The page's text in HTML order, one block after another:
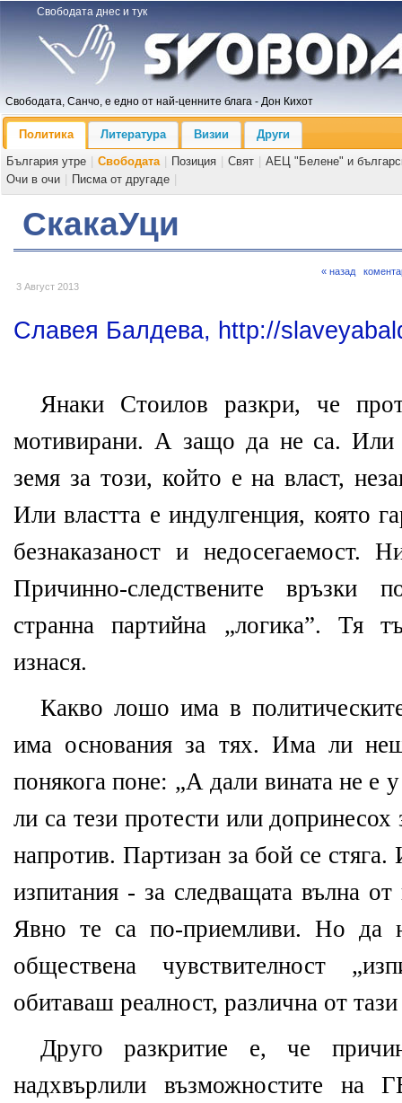
Свободата днес и тук
Свободата, Санчо, е едно от най-ценните блага - Дон Кихот
Политика Литература Визии
Други
България утре
Свободата Позиция Свят
АЕЦ "Белене" и
Очи в очи
Писма от другаде
СкакаУци
3 Август 2013
« назад
Славея Балдева, http://
Янаки Стоилов разкри, че
мотивирани. А защо да не са. Или
земя за този, който е на власт,
Или властта е индулгенция, която
безнаказаност и недосегаемост.
Причинно-следствените връзки
странна партийна „логика”. Тя
изнася.
Какво лошо има в
има основания за тях. Има ли
понякога поне: „А дали вината не е
ли са тези протести или
напротив. Партизан за бой се
изпитания - за следващата вълна
Явно те са по-приемливи. Но да
обществена чувствителност
обитаваш реалност, различна от
Друго разкритие е, че
надхвърлили възможностите